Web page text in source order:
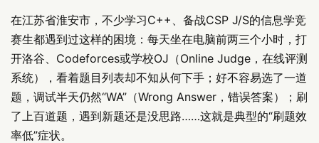
在江苏省淮安市，不少学习C++、备战CSP J/S的信息学竞
赛生都遇到过这样的困境：每天坐在电脑前两三个小时，打
开洛谷、Codeforces或学校OJ（Online Judge，在线评测
系统），看着题目列表却不知从何下手；好不容易选了一道
题，调试半天仍然“WA”（Wrong Answer，错误答案）；刷
了上百道题，遇到新题还是没思路……这就是典型的“刷题效
率低”症状。